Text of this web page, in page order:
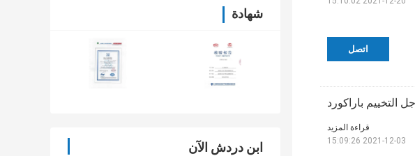
شهادة
ابن دردش الآن
اتصل
قراءة المزيد
2021-12-03 15:09:26